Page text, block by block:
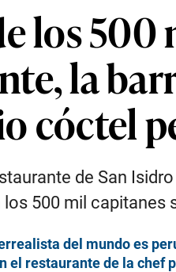
los 500
la
cóctel
de San
500 mil
del mundo es
el restaurante de la